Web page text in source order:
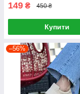
149 ₴ 450 ₴
Купити
–56%